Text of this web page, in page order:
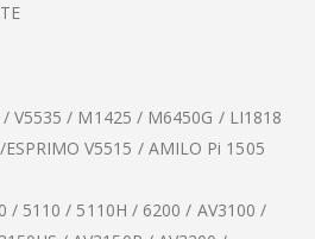
V5535 / M1425 / M6450G / LI1818
V5515 / AMILO Pi 1505
/ 5110 / 5110H / 6200 / AV3100 /